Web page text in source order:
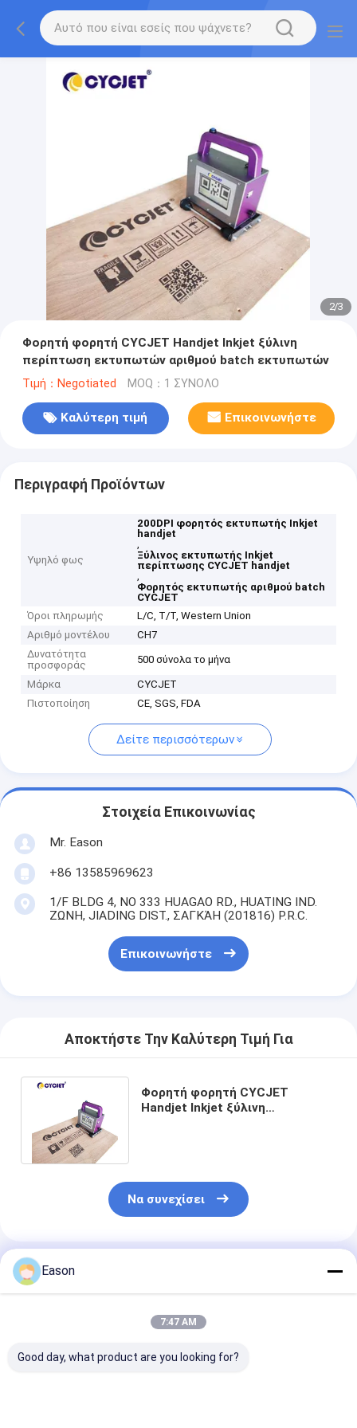
2/3
Φορητή φορητή CYCJET Handjet Inkjet ξύλινη
περίπτωση εκτυπωτών αριθμού batch εκτυπωτών
Τιμή：Negotiated MOQ：1 ΣΥΝΟΛΟ
Καλύτερη τιμή Επικοινωνήστε
Περιγραφή Προϊόντων
Υψηλό φως
200DPI φορητός εκτυπωτής Inkjet
handjet
,
Ξύλινος εκτυπωτής Inkjet
περίπτωσης CYCJET handjet
,
Φορητός εκτυπωτής αριθμού batch
CYCJET
Όροι πληρωμής
L/C, T/T, Western Union
Αριθμό μοντέλου
CH7
Δυνατότητα
προσφοράς
500 σύνολα το μήνα
Μάρκα
CYCJET
Πιστοποίηση
CE, SGS, FDA
Δείτε περισσότερων
Στοιχεία Επικοινωνίας
Mr. Eason
+86 13585969623
1/F BLDG 4, ΝΟ 333 HUAGAO RD., HUATING IND.
ΖΩΝΗ, JIADING DIST., ΣΑΓΚΆΗ (201816) P.R.C.
Επικοινωνήστε
Αποκτήστε Την Καλύτερη Τιμή Για
Φορητή φορητή CYCJET
Handjet Inkjet ξύλινη
Να συνεχίσει
Συνιστώμενα Προϊόντα
Eason
7:47 AM
Good day, what product are you looking for?